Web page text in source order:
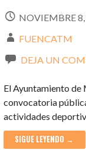
NOVIEMBRE
FUENCATM
DEJA UN
El Ayuntamiento de
convocatoria
actividades
SIGUE LEYENDO →